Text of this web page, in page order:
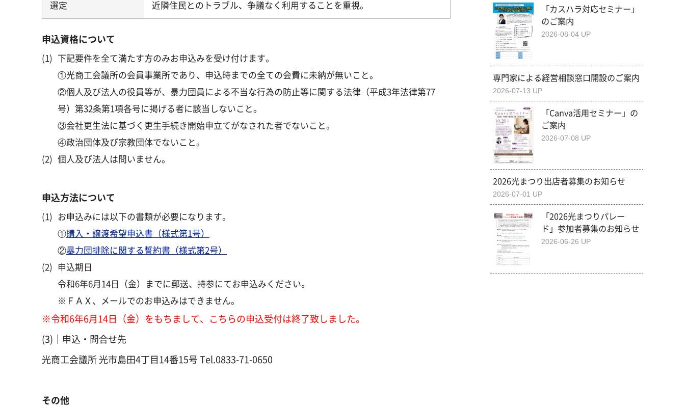
選定 近隣住民とのトラブル、争議なく利用することを重視。
申込資格について
(1) 下記要件を全て満たす方のみお申込みを受け付けます。
①光商工会議所の会員事業所であり、申込時までの全ての会費に未納が無いこと。
②個人及び法人の役員等が、暴力団員による不当な行為の防止等に関する法律（平成3年法律第77
号）第32条第1項各号に掲げる者に該当しないこと。
③会社更生法に基づく更生手続き開始申立てがなされた者でないこと。
④政治団体及び宗教団体でないこと。
(2) 個人及び法人は問いません。
申込方法について
(1) お申込みには以下の書類が必要になります。
①購入・譲渡希望申込書（様式第1号）
②暴力団排除に関する誓約書（様式第2号）
(2) 申込期日
令和6年6月14日（金）までに郵送、持参にてお申込みください。
※ＦＡＸ、メールでのお申込みはできません。
※令和6年6月14日（金）をもちまして、こちらの申込受付は終了致しました。
(3)｜申込・問合せ先
光商工会議所 光市島田4丁目14番15号 Tel.0833-71-0650
その他
「カスハラ対応セミナー」
のご案内
2026-08-04 UP
専門家による経営相談窓口開設のご案内
2026-07-13 UP
「Canva活用セミナー」の
ご案内
2026-07-08 UP
2026光まつり出店者募集のお知らせ
2026-07-01 UP
「2026光まつりパレー
ド」参加者募集のお知らせ
2026-06-26 UP